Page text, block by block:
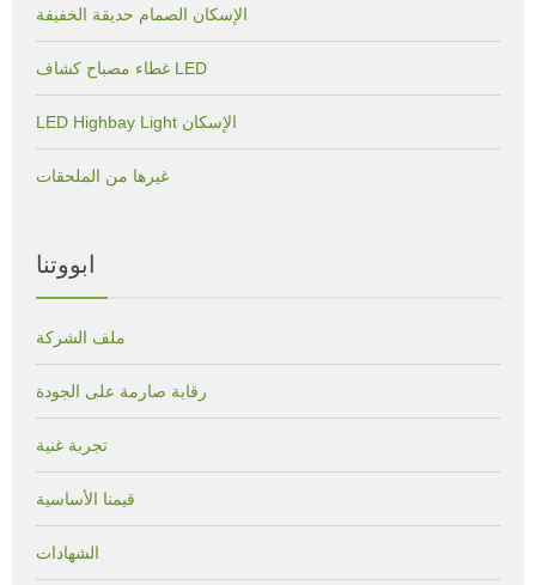
الإسكان الصمام حديقة الخفيفة
غطاء مصباح كشاف LED
LED Highbay Light الإسكان
غيرها من الملحقات
ابووتنا
ملف الشركة
رقابة صارمة على الجودة
تجربة غنية
قيمنا الأساسية
الشهادات